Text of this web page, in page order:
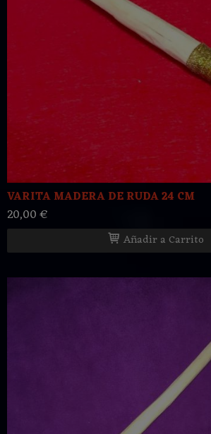
VARITA MADERA DE RUDA 24 CM
20,00 €
Añadir a Carrito